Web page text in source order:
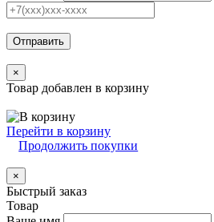
Отправить
×
Товар добавлен в корзину
Перейти в корзину
Продолжить покупки
×
Быстрый заказ
Товар